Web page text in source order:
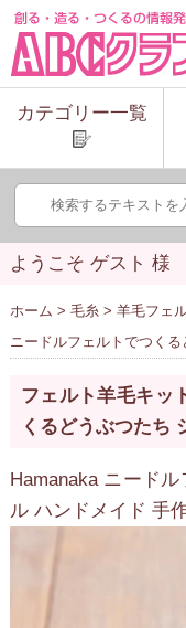
カテゴリー一覧
ようこそ ゲスト 様
ホーム > 毛糸> 羊毛フェ
ニードルフェルトでつく
フェルト羊毛キッ
くるどうぶつたち
Hamanaka ニード
ル ハンドメイド 手